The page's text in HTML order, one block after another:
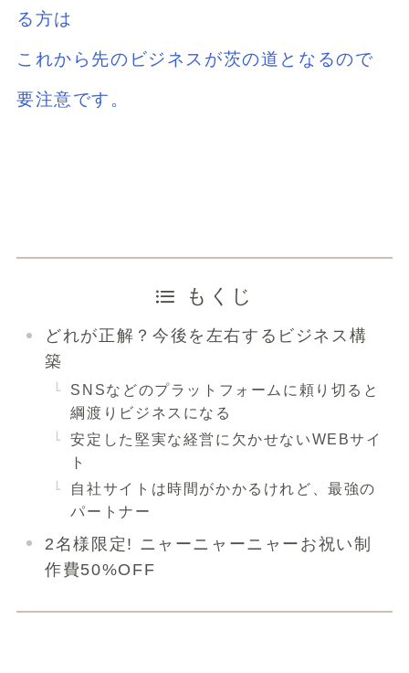
る方は
これから先のビジネスが茨の道となるので
要注意です。
もくじ
どれが正解？今後を左右するビジネス構
築
SNSなどのプラットフォームに頼り切ると
綱渡りビジネスになる
安定した堅実な経営に欠かせないWEBサイ
ト
自社サイトは時間がかかるけれど、最強の
パートナー
2名様限定! ニャーニャーニャーお祝い制
作費50%OFF